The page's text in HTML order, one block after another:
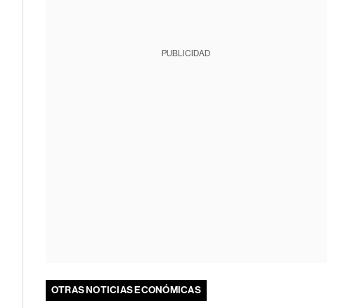
PUBLICIDAD
OTRAS NOTICIAS ECONÓMICAS